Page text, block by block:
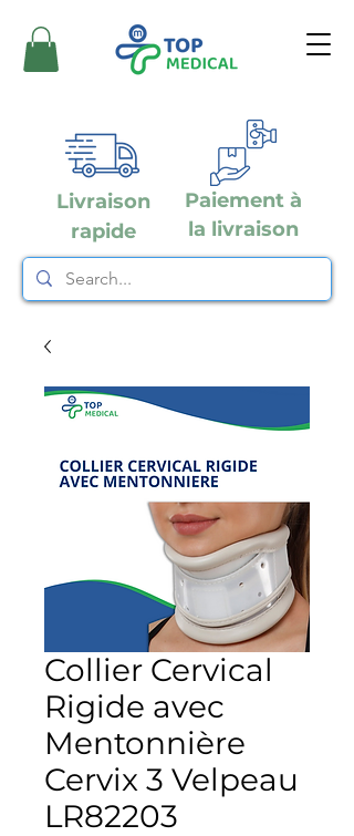
Livraison
rapide
Paiement à
la livraison
Collier Cervical
Rigide avec
Mentonnière
Cervix 3 Velpeau
LR82203